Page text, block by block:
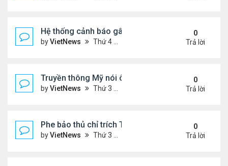
Hệ thống cảnh báo gây tranh cãi trong thảm kịch
byVietNews Thứ 4 Tháng 7 09, 2025 5:42 pm
0
Trả lời
Truyền thông Mỹ nói ông Trump muốn chuyển 10
byVietNews Thứ 3 Tháng 7 08, 2025 5:14 pm
0
Trả lời
Phe bảo thủ chỉ trích Tổng thống Iran 'mềm
byVietNews Thứ 3 Tháng 7 08, 2025 8:27 am
0
Trả lời